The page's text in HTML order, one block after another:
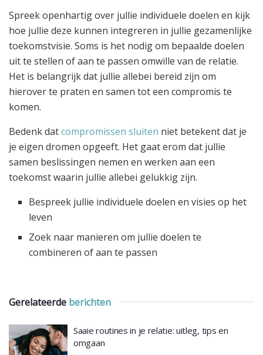
Spreek openhartig over jullie individuele doelen en kijk
hoe jullie deze kunnen integreren in jullie gezamenlijke
toekomstvisie. Soms is het nodig om bepaalde doelen
uit te stellen of aan te passen omwille van de relatie.
Het is belangrijk dat jullie allebei bereid zijn om
hierover te praten en samen tot een compromis te
komen.
Bedenk datcompromissen sluiten niet betekent dat je
je eigen dromen opgeeft. Het gaat erom dat jullie
samen beslissingen nemen en werken aan een
toekomst waarin jullie allebei gelukkig zijn.
Bespreek jullie individuele doelen en visies op het
leven
Zoek naar manieren om jullie doelen te
combineren of aan te passen
Gerelateerde berichten
Saaie routines in je relatie: uitleg, tips en
omgaan